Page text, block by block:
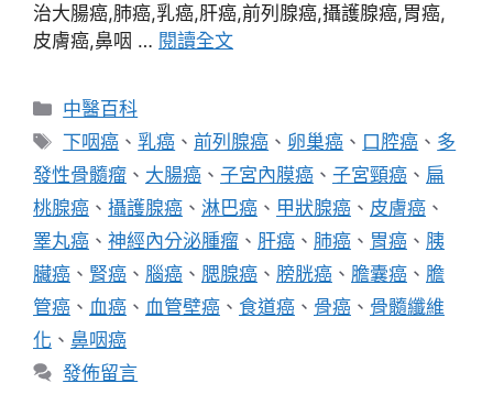
治大腸癌,肺癌,乳癌,肝癌,前列腺癌,攝護腺癌,胃癌,
皮膚癌,鼻咽 … 閱讀全文
分
類
中醫百科
標
籤
下咽癌 、 乳癌 、前列腺癌 、 卵巢癌 、 口腔癌 、 多
發性骨髓瘤 、 大腸癌 、 子宮內膜癌 、 子宮頸癌 、 扁
桃腺癌 、 攝護腺癌 、 淋巴癌 、 甲狀腺癌 、 皮膚癌 、
睪丸癌 、 神經內分泌腫瘤 、 肝癌 、 肺癌 、 胃癌 、 胰
臟癌 、 腎癌 、 腦癌 、 腮腺癌 、 膀胱癌 、 膽囊癌 、 膽
管癌 、 血癌 、 血管壁癌 、 食道癌 、 骨癌 、 骨髓纖維
化 、 鼻咽癌
發佈留言